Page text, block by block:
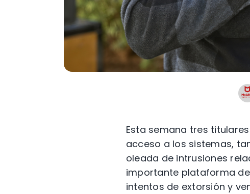
Esta semana tres
acceso a los sistemas,
oleada de intrusiones
importante plataforma
intentos de extorsión y